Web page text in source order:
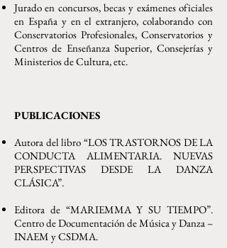
Jurado en concursos, becas y exámenes oficiales
en España y en el extranjero, colaborando con
Conservatorios Profesionales, Conservatorios y
Centros de Enseñanza Superior, Consejerías y
Ministerios de Cultura, etc.
PUBLICACIONES
Autora del libro “LOS TRASTORNOS DE LA
CONDUCTA ALIMENTARIA. NUEVAS
PERSPECTIVAS DESDE LA DANZA
CLÁSICA”.
Editora de “MARIEMMA Y SU TIEMPO”.
Centro de Documentación de Música y Danza –
INAEM y CSDMA.